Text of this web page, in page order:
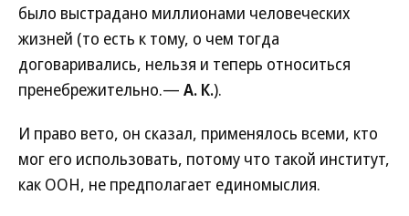
было выстрадано миллионами человеческих
жизней (то есть к тому, о чем тогда
договаривались, нельзя и теперь относиться
пренебрежительно.— А. К.).
И право вето, он сказал, применялось всеми, кто
мог его использовать, потому что такой институт,
как ООН, не предполагает единомыслия.